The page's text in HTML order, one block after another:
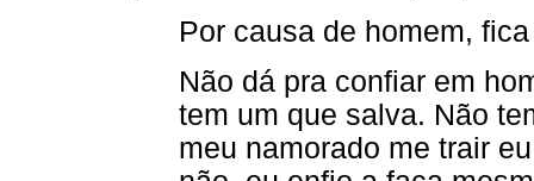
Por causa de homem,
Não dá pra confiar em
tem um que salva. Não
meu namorado me trair